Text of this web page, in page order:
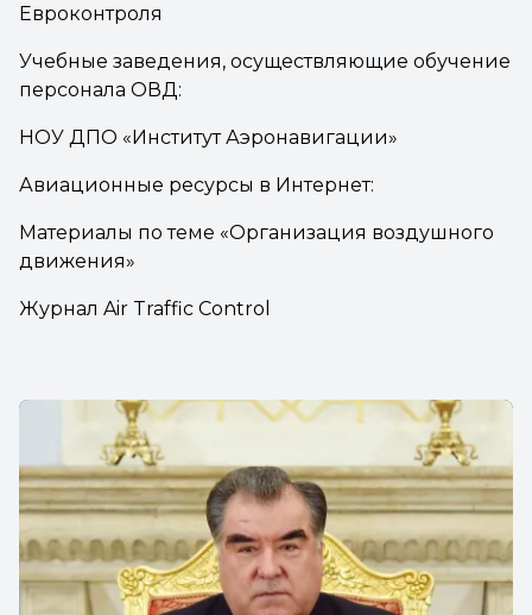
Евроконтроля
Учебные заведения, осуществляющие обучение
персонала ОВД:
НОУ ДПО «Институт Аэронавигации»
Авиационные ресурсы в Интернет:
Материалы по теме «Организация воздушного
движения»
Журнал Air Traffic Control